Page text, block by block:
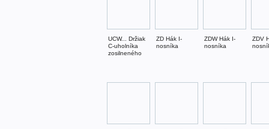
UCW... Držiak
C-uholníka
zosilneného
ZD Hák I-
nosníka
ZDW Hák I-
nosníka
ZDV